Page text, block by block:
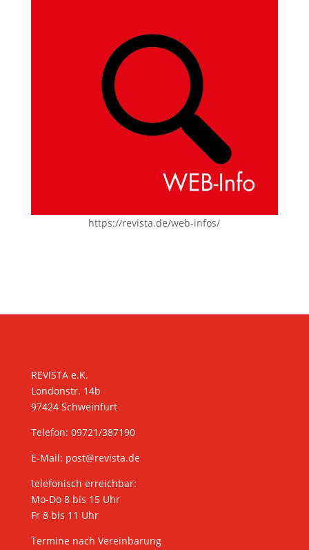
https://revista.de/web-infos/
REVISTA e.K.
Londonstr. 14b
97424 Schweinfurt
Telefon: 09721/387190
E-Mail: post@revista.de
telefonisch erreichbar:
Mo-Do 8 bis 15 Uhr
Fr 8 bis 11 Uhr
Termine nach Vereinbarung